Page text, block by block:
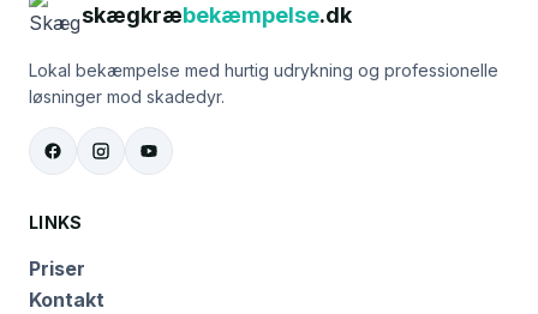
skægkræbekæmpelse.dk
Lokal bekæmpelse med hurtig udrykning og professionelle
løsninger mod skadedyr.
LINKS
Priser
Kontakt